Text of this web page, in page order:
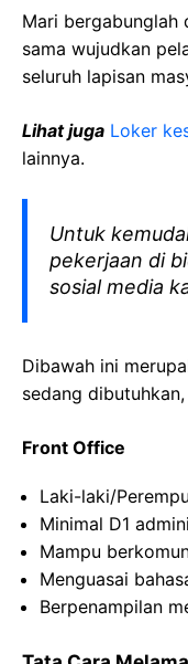
Mari bergabunglah
sama wujudkan
seluruh lapisan
Lihat juga Loker
lainnya.
Untuk
pekerjaan di
sosial media
Dibawah ini
sedang
Front Office
Laki-laki/
Minimal D1
Mampu
Menguasai
Berpenampilan